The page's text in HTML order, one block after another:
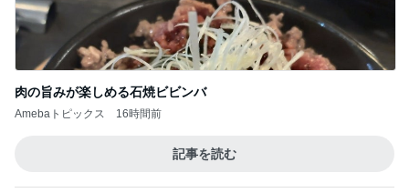
肉の旨みが楽しめる石焼ビビンバ
Amebaトピックス 16時間前
記事を読む